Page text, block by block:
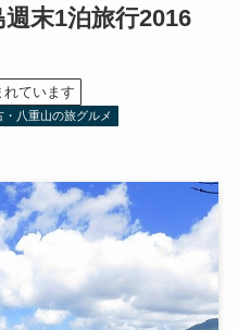
週末1泊旅行2016
ています
・八重山の旅グルメ